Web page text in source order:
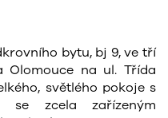
bytu, bj 9, ve tří
Olomouce na ul. Třída
světlého pokoje s
se zcela zařízeným